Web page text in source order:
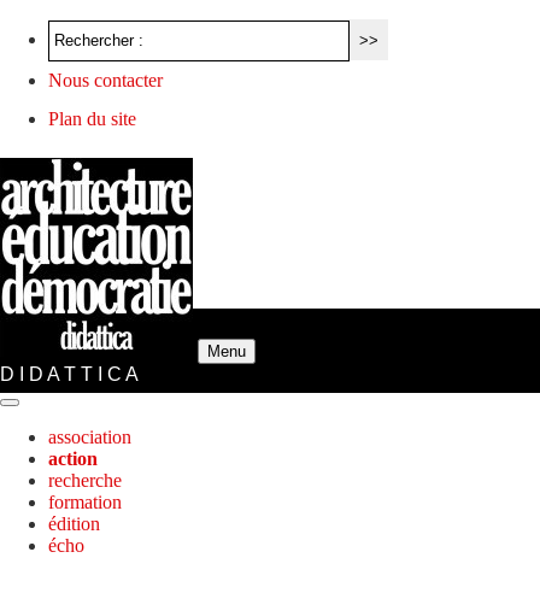
Nous contacter
Plan du site
Menu
D I D A T T I C A
association
action
recherche
formation
édition
écho